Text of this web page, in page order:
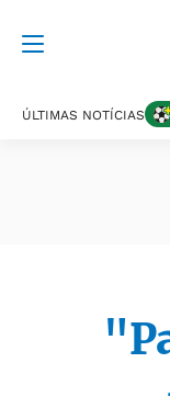
ÚLTIMAS NOTÍCIAS